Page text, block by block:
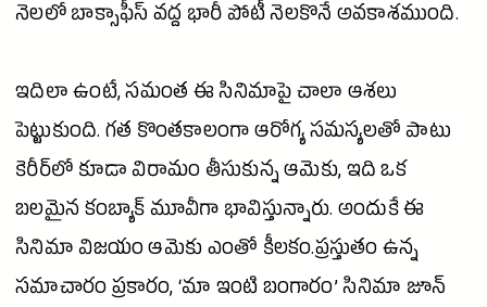
నెలలో బాక్సాఫీస్ వద్ద భారీ పోటీ నెలకొనే అవకాశముంది.
ఇదిలా ఉంటే,సమంతఈ సినిమాపై చాలా ఆశలు
పెట్టుకుంది. గత కొంతకాలంగా ఆరోగ్య సమస్యలతో పాటు
కెరీర్‌లో కూడా విరామం తీసుకున్న ఆమెకు, ఇది ఒక
బలమైన కంబ్యాక్ మూవీగా భావిస్తున్నారు. అందుకే ఈ
సినిమా విజయం ఆమెకు ఎంతో కీలకం.ప్రస్తుతం ఉన్న
సమాచారం ప్రకారం, ‘మా ఇంటి బంగారం’సినిమా జూన్